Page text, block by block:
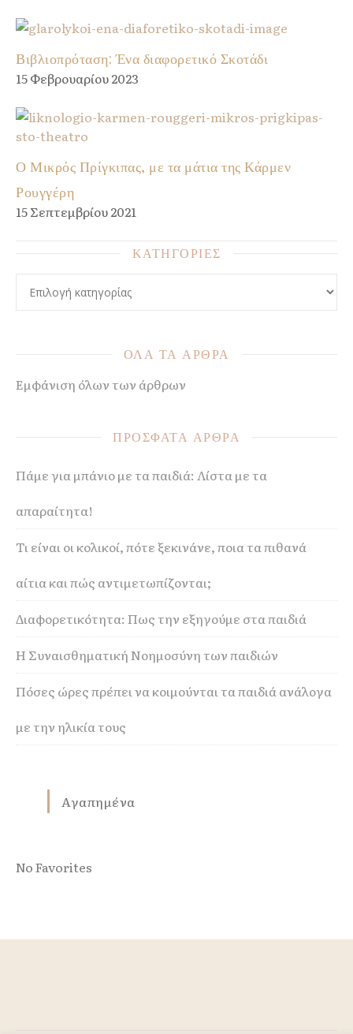
Βιβλιοπρόταση: Ένα διαφορετικό Σκοτάδι
15 Φεβρουαρίου 2023
Ο Μικρός Πρίγκιπας, με τα μάτια της Κάρμεν
Ρουγγέρη
15 Σεπτεμβρίου 2021
ΚΑΤΗΓΟΡΙΕΣ
ΟΛΑ ΤΑ ΑΡΘΡΑ
Εμφάνιση όλων των άρθρων
ΠΡΟΣΦΑΤΑ ΑΡΘΡΑ
Πάμε για μπάνιο με τα παιδιά: Λίστα με τα
απαραίτητα!
Τι είναι οι κολικοί, πότε ξεκινάνε, ποια τα πιθανά
αίτια και πώς αντιμετωπίζονται;
Διαφορετικότητα: Πως την εξηγούμε στα παιδιά
Η Συναισθηματική Νοημοσύνη των παιδιών
Πόσες ώρες πρέπει να κοιμούνται τα παιδιά ανάλογα
με την ηλικία τους
Αγαπημένα
No Favorites